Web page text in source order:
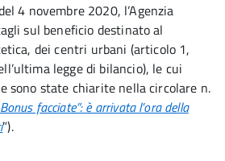
4 novembre 2020, l’Agenzia
sul beneficio destinato al
dei centri urbani (articolo 1,
legge di bilancio), le cui
sono state chiarite nella circolare n.
Bonus facciate”: è arrivata l’ora della
”).